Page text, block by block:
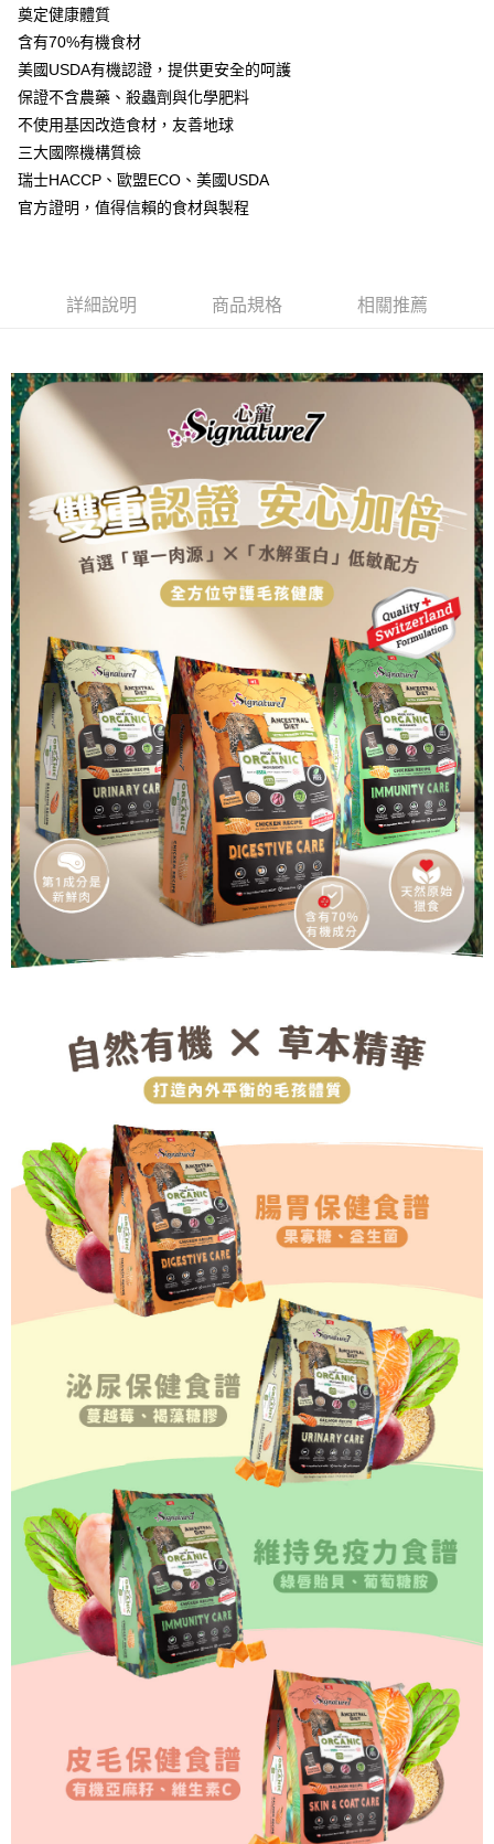
客戶支援中心」
【注意事項】
１．透過由恩沛科技股份有限公司提供之「AFTEE先享後付」服務完成之交
易，需依本服務之必要範圍內提供個人資料，並將交易相關給付款項請求債
權轉讓予恩沛科技股份有限公司。
https://aftee.tw/terms/#terms3
３．未成年的使用者請事先徵得法定代理人或監護人之同意方可使用
「AFTEE先享後付」，若未經同意申辦者引起之損失，本公司不負相關責
任。
５．嚴禁一人註冊多個帳號或使用他人資訊註冊。若發現惡意使用之情形，
奠定健康體質
含有70%有機食材
美國USDA有機認證，提供更安全的呵護
保證不含農藥、殺蟲劑與化學肥料
不使用基因改造食材，友善地球
三大國際機構質檢
瑞士HACCP、歐盟ECO、美國USDA
官方證明，值得信賴的食材與製程
詳細說明 商品規格 相關推薦